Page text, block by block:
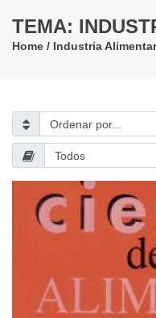
TEMA:
Home / Industria